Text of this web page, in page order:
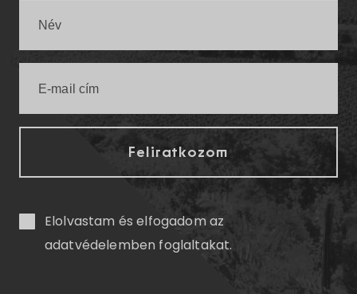
Elolvastam és elfogadom az
adatvédelemben foglaltakat.